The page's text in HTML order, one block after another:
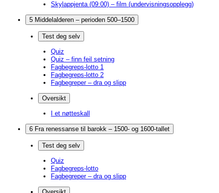
Skylappjenta (09:00) – film (undervisningsopplegg)
5 Middelalderen – perioden 500–1500
Test deg selv
Quiz
Quiz – finn feil setning
Fagbegreps-lotto 1
Fagbegreps-lotto 2
Fagbegreper – dra og slipp
Oversikt
I et nøtteskall
6 Fra renessanse til barokk – 1500- og 1600-tallet
Test deg selv
Quiz
Fagbegreps-lotto
Fagbegreper – dra og slipp